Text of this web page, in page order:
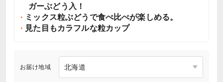
ガーぶどう入！
ミックス粒ぶどうで食べ比べが楽しめる。
見た目もカラフルな粒カップ
お届け地域